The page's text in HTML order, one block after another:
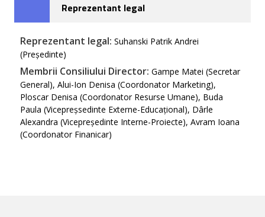
Reprezentant legal
Reprezentant legal: Suhanski Patrik Andrei
(Președinte)
Membrii Consiliului Director: Gampe Matei (Secretar
General), Alui-Ion Denisa (Coordonator Marketing),
Ploscar Denisa (Coordonator Resurse Umane), Buda
Paula (Vicepreșsedinte Externe-Educațional), Dârle
Alexandra (Vicepreședinte Interne-Proiecte), Avram Ioana
(Coordonator Finanicar)